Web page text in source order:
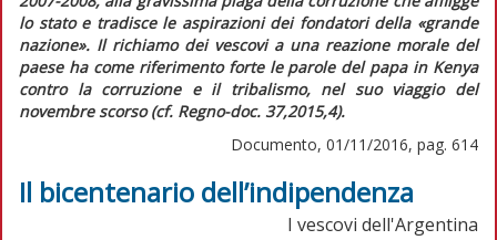
lo stato e tradisce le aspirazioni dei fondatori della «grande
nazione». Il richiamo dei vescovi a una reazione morale del
paese ha come riferimento forte le parole del papa in Kenya
contro la corruzione e il tribalismo, nel suo viaggio del
novembre scorso (cf. Regno-doc. 37,2015,4).
Documento, 01/11/2016, pag. 614
Il bicentenario dell’indipendenza
I vescovi dell'Argentina